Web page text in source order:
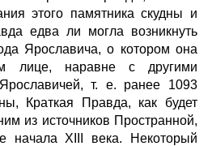
этого памятника скудны и
едва ли могла возникнуть
Ярославича, о котором она
лице, наравне с другими
т. е. ранее 1093
Краткая Правда, как будет
из источников Пространной,
начала XIII века. Некоторый